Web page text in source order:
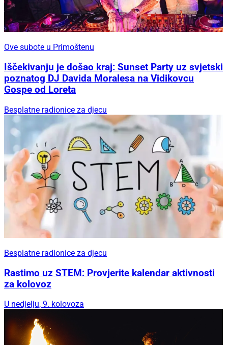
Ove subote u Primoštenu
Iščekivanju je došao kraj: Sunset Party uz svjetski
poznatog DJ Davida Moralesa na Vidikovcu
Gospe od Loreta
Besplatne radionice za djecu
Besplatne radionice za djecu
Rastimo uz STEM: Provjerite kalendar aktivnosti
za kolovoz
U nedjelju, 9. kolovoza